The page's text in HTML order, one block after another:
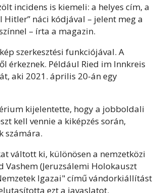
incidens is kiemeli: a helyes cím, a
náci kódjával – jelent meg a
– írta a magazin.
szerkesztési funkciójával. A
érkeznek. Például Ried im Innkreis
aki 2021. április 20-án egy
kijelentette, hogy a jobboldali
kell vennie a kiképzés során,
számára.
váltott ki, különösen a nemzetközi
Vashem (Jeruzsálemi Holokauszt
Igazai" című vándorkiállítást
ezt a javaslatot.